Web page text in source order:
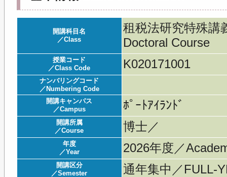
開講科目名
／Class
租税法研究特殊講
Doctoral Course
授業コード
／Class Code
K020171001
ナンバリングコード
／Numbering Code
開講キャンパス
／Campus
ﾎﾟｰﾄｱｲﾗﾝﾄﾞ
開講所属
／Course
博士／
年度
／Year
2026年度／
開講区分
／Semester
通年集中／FULL-